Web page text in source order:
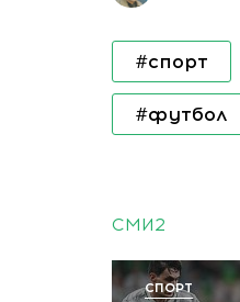
#спорт
#футбол
СМИ2
СПОРТ